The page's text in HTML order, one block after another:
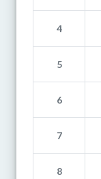
4
5
6
7
8